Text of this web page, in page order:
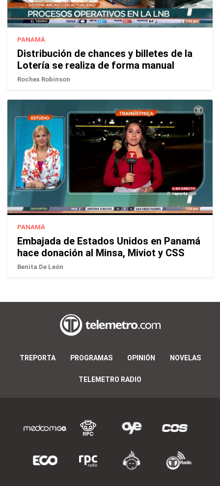
PANAMÁ
Distribución de chances y billetes de la
Lotería se realiza de forma manual
Rochex Robinson
PANAMÁ
Embajada de Estados Unidos en Panamá
hace donación al Minsa, Miviot y CSS
Benita De León
TREPORTA PROGRAMAS OPINIÓN NOVELAS
TELEMETRO RADIO